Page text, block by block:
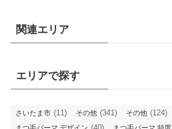
関連エリア
エリアで探す
さいたま市 (11) その他 (341) その他 (124)